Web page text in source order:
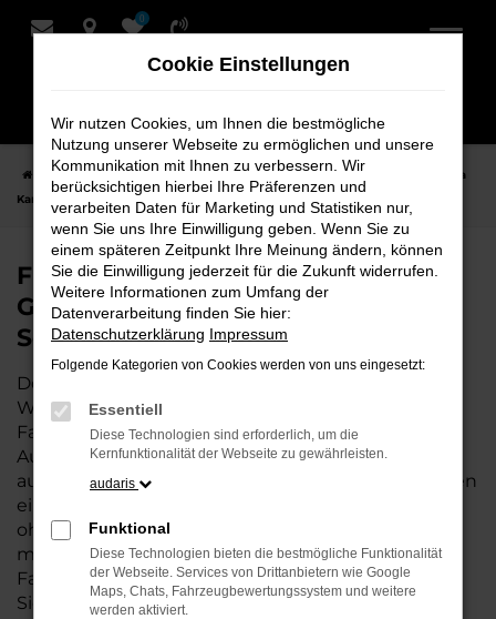
Zum
0
Startseite Weyhe Škoda Škoda Karoq
Finden Sie Ihren Škoda
Karoq Gebrauchtwagen für Weyhe bei Schmidt + Koch
Finden Sie Ihren Škoda Karoq
Gebrauchtwagen für Weyhe bei
Schmidt + Koch
Der Škoda Karoq ist die perfekte Wahl für alle in
Weyhe, die ein zuverlässiges und modernes
Fahrzeug suchen.Mit seiner erstklassigen
Ausstattung, der niedrigen Laufleistung und der
ausgezeichneten Pflege ist dieser Gebrauchtwagen
eine kostengünstige Alternative zum Neuwagen,
ohne auf Komfort und Qualität verzichten zu
müssen. Ob im Stadtverkehr oder für längere
Fahrten, der Karoq überzeugt durch Fahrkomfort,
Sicherheit und Wirtschaftlichkeit.
Cookie Einstellungen
Wir nutzen Cookies, um Ihnen die bestmögliche
Nutzung unserer Webseite zu ermöglichen und unsere
Kommunikation mit Ihnen zu verbessern. Wir
berücksichtigen hierbei Ihre Präferenzen und
verarbeiten Daten für Marketing und Statistiken nur,
wenn Sie uns Ihre Einwilligung geben. Wenn Sie zu
einem späteren Zeitpunkt Ihre Meinung ändern, können
Sie die Einwilligung jederzeit für die Zukunft widerrufen.
Weitere Informationen zum Umfang der
Datenverarbeitung finden Sie hier:
Datenschutzerklärung Impressum
Folgende Kategorien von Cookies werden von uns eingesetzt:
Essentiell
Diese Technologien sind erforderlich, um die
Kernfunktionalität der Webseite zu gewährleisten.
audaris
Funktional
Diese Technologien bieten die bestmögliche Funktionalität
der Webseite. Services von Drittanbietern wie Google
Maps, Chats, Fahrzeugbewertungssystem und weitere
werden aktiviert.